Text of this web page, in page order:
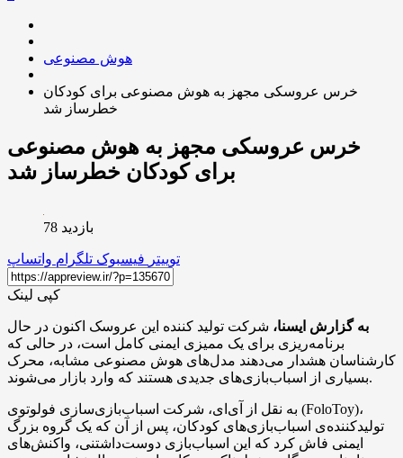
هوش مصنوعی
خرس عروسکی مجهز به هوش مصنوعی برای کودکان
خطرساز شد
خرس عروسکی مجهز به هوش مصنوعی
برای کودکان خطرساز شد
بازدید 78
توییتر فیسبوک تلگرام واتساپ
کپی لینک
به گزارش ایسنا، شرکت تولید کننده این عروسک اکنون در حال
برنامه‌ریزی برای یک ممیزی ایمنی کامل است، در حالی که
کارشناسان هشدار می‌دهند مدل‌های هوش مصنوعی مشابه، محرک
بسیاری از اسباب‌بازی‌های جدیدی هستند که وارد بازار می‌شوند.
به نقل از آی‌ای، شرکت اسباب‌بازی‌سازی فولوتوی (FoloToy)،
تولیدکننده‌ی اسباب‌بازی‌های کودکان، پس از آن که یک گروه بزرگ
ایمنی فاش کرد که این اسباب‌بازی دوست‌داشتنی، واکنش‌های